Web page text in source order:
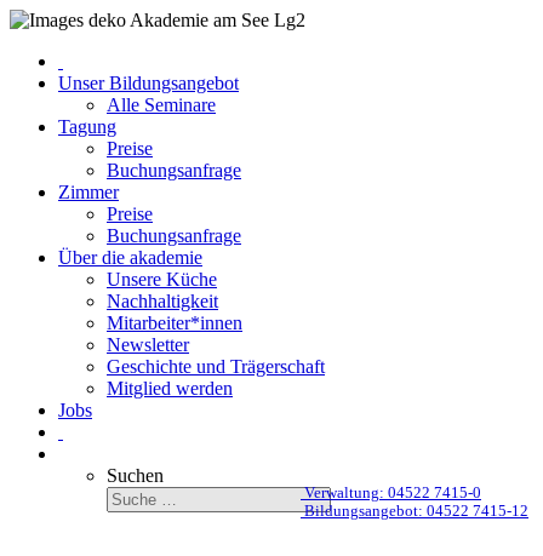
Unser Bildungsangebot
Alle Seminare
Tagung
Preise
Buchungsanfrage
Zimmer
Preise
Buchungsanfrage
Über die akademie
Unsere Küche
Nachhaltigkeit
Mitarbeiter*innen
Newsletter
Geschichte und Trägerschaft
Mitglied werden
Jobs
Suchen
Verwaltung: 04522 7415-0
Bildungsangebot: 04522 7415-12